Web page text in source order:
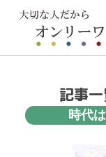
記事
時代